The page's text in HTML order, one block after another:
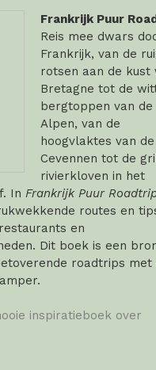
Frankrijk Puur
Reis mee dwars
Frankrijk, van de
rotsen aan de kust
Bretagne tot de
bergtoppen van de
Alpen, van de
hoogvlaktes van de
Cevennen tot de
rivierkloven in het
In Frankrijk Puur
routes en
en
Dit boek is een
roadtrips met
inspiratieboek over